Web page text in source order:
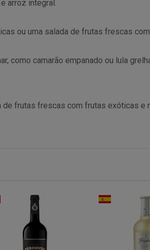
arroz integral.
ou uma salada de frutas frescas
como camarão empanado ou lula
de frutas frescas com frutas exóticas